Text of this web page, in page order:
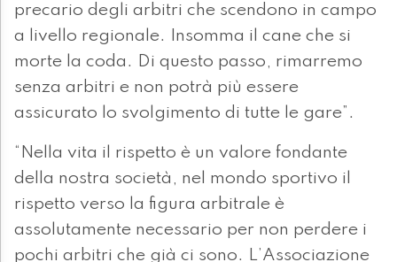
precario degli arbitri che scendono in campo
a livello regionale. Insomma il cane che si
morte la coda. Di questo passo, rimarremo
senza arbitri e non potrà più essere
assicurato lo svolgimento di tutte le gare”.
“Nella vita il rispetto è un valore fondante
della nostra società, nel mondo sportivo il
rispetto verso la figura arbitrale è
assolutamente necessario per non perdere i
pochi arbitri che già ci sono. L’Associazione